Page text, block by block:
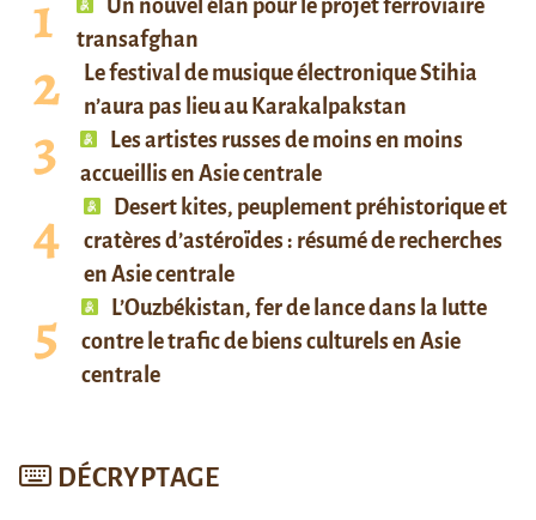
Un nouvel élan pour le projet ferroviaire
transafghan
Le festival de musique électronique Stihia
n’aura pas lieu au Karakalpakstan
Les artistes russes de moins en moins
accueillis en Asie centrale
Desert kites, peuplement préhistorique et
cratères d’astéroïdes : résumé de recherches
en Asie centrale
L’Ouzbékistan, fer de lance dans la lutte
contre le trafic de biens culturels en Asie
centrale
DÉCRYPTAGE